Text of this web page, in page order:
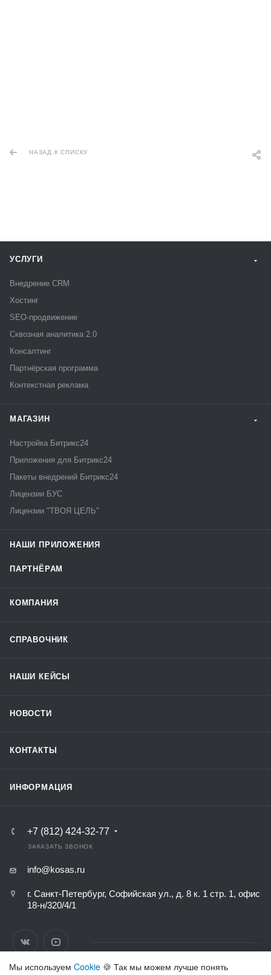
НАЗАД К СПИСКУ
УСЛУГИ
Внедрение CRM
Хостинг
SEO-продвижение
Сквозная аналитика 2.0
Консалтинг
Партнёрская программа
Контекстная реклама
МАГАЗИН
Настройка Битрикс24
Приложения для Битрикс24
Пакеты внедрений Битрикс24
Лицензии БУС
Лицензии "ТВОЯ ЦЕЛЬ"
НАШИ ПРИЛОЖЕНИЯ
ПАРТНЁРАМ
КОМПАНИЯ
СПРАВОЧНИК
НАШИ КЕЙСЫ
НОВОСТИ
КОНТАКТЫ
ИНФОРМАЦИЯ
+7 (812) 424-32-77
ЗАКАЗАТЬ ЗВОНОК
info@kosas.ru
г. Санкт-Петербург, Софийская ул., д. 8 к. 1 стр. 1, офис
18-н/320/4/1
Мы используем Cookie 🍪 Так мы можем лучше понять